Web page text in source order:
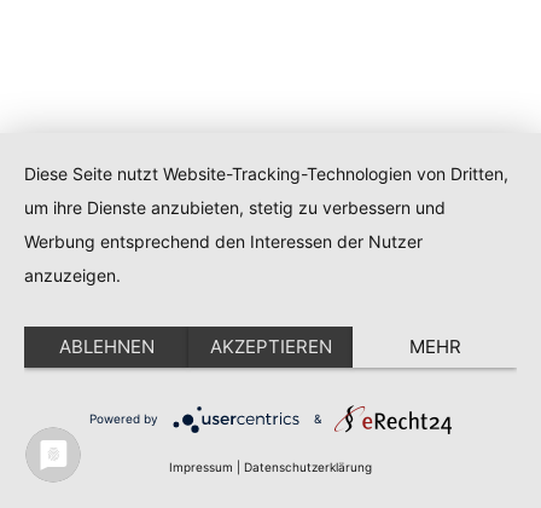
Diese Seite nutzt Website-Tracking-Technologien von Dritten,
um ihre Dienste anzubieten, stetig zu verbessern und
Werbung entsprechend den Interessen der Nutzer
anzuzeigen.
ABLEHNEN AKZEPTIEREN MEHR
Powered by &
Impressum Datenschutzerklärung